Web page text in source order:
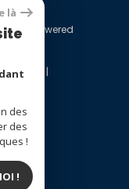
powered
Nos liens
là
des
des
!
!